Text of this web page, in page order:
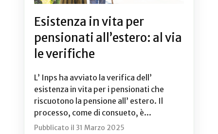
Esistenza in vita per
pensionati all’estero: al via
le verifiche
L’ Inps ha avviato la verifica dell’
esistenza in vita per i pensionati che
riscuotono la pensione all’ estero. Il
processo, come di consueto, è...
Pubblicato il 31 Marzo 2025